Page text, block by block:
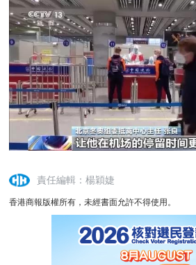
責任編輯：楊穎婕
香港商報版權所有，未經書面允許不得使用。